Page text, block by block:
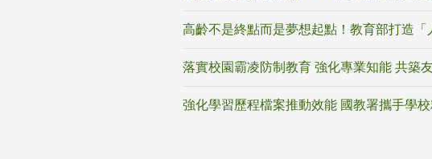
高齡不是終點而是夢想起點！教育部打造
落實校園霸凌防制教育 強化專業知能 共築
強化學習歷程檔案推動效能 國教署攜手學